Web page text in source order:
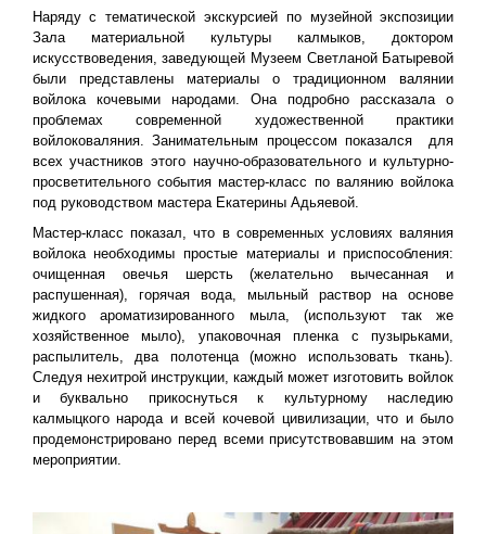
Наряду с тематической экскурсией по музейной экспозиции
Зала материальной культуры калмыков, доктором
искусствоведения, заведующей Музеем Светланой Батыревой
были представлены материалы о традиционном валянии
войлока кочевыми народами. Она подробно рассказала о
проблемах современной художественной практики
войлоковаляния. Занимательным процессом показался для
всех участников этого научно-образовательного и культурно-
просветительного события мастер-класс по валянию войлока
под руководством мастера Екатерины Адьяевой.
Мастер-класс показал, что в современных условиях валяния
войлока необходимы простые материалы и приспособления:
очищенная овечья шерсть (желательно вычесанная и
распушенная), горячая вода, мыльный раствор на основе
жидкого ароматизированного мыла, (используют так же
хозяйственное мыло), упаковочная пленка с пузырьками,
распылитель, два полотенца (можно использовать ткань).
Следуя нехитрой инструкции, каждый может изготовить войлок
и буквально прикоснуться к культурному наследию
калмыцкого народа и всей кочевой цивилизации, что и было
продемонстрировано перед всеми присутствовавшим на этом
мероприятии.